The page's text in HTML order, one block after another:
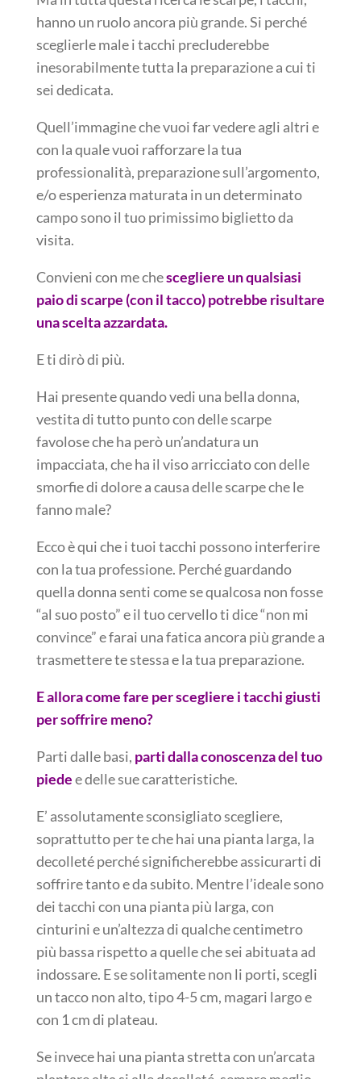
hanno un ruolo ancora più grande. Si perché
sceglierle male i tacchi precluderebbe
inesorabilmente tutta la preparazione a cui ti
sei dedicata.
Quell’immagine che vuoi far vedere agli altri e
con la quale vuoi rafforzare la tua
professionalità, preparazione sull’argomento,
e/o esperienza maturata in un determinato
campo sono il tuo primissimo biglietto da
visita.
Convieni con me chescegliere un qualsiasi
paio di scarpe (con il tacco) potrebbe risultare
una scelta azzardata.
E ti dirò di più.
Hai presente quando vedi una bella donna,
vestita di tutto punto con delle scarpe
favolose che ha però un’andatura un
impacciata, che ha il viso arricciato con delle
smorfie di dolore a causa delle scarpe che le
fanno male?
Ecco è qui che i tuoi tacchi possono interferire
con la tua professione. Perché guardando
quella donna senti come se qualcosa non fosse
“al suo posto” e il tuo cervello ti dice “non mi
convince” e farai una fatica ancora più grande a
trasmettere te stessa e la tua preparazione.
E allora come fare per scegliere i tacchi giusti
per soffrire meno?
Parti dalle basi, parti dalla conoscenza del tuo
piedee delle sue caratteristiche.
E’ assolutamente sconsigliato scegliere,
soprattutto per te che hai una pianta larga, la
decolleté perché significherebbe assicurarti di
soffrire tanto e da subito. Mentre l’ideale sono
dei tacchi con una pianta più larga, con
cinturini e un’altezza di qualche centimetro
più bassa rispetto a quelle che sei abituata ad
indossare. E se solitamente non li porti, scegli
un tacco non alto, tipo 4-5 cm, magari largo e
con 1 cm di plateau.
Se invece hai una pianta stretta con un’arcata